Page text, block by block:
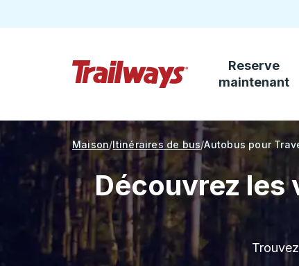
Passez au contenu principal
Reserve
maintenant
Maison Itinéraires de bus Autobus pour
Découvrez les